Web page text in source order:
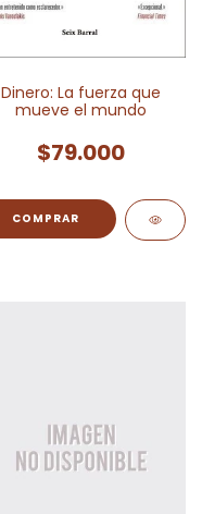
Dinero: La fuerza que
mueve el mundo
$79.000